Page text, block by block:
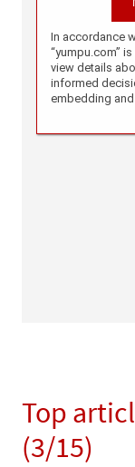
Top
(3/15)